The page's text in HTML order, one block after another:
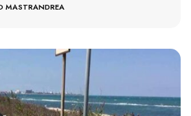
MASTRANDREA